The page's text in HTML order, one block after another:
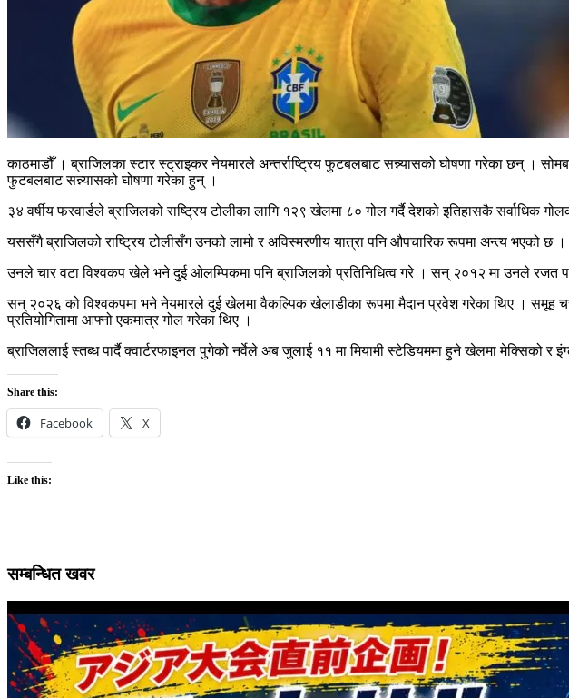
काठमाडौँ । ब्राजिलका स्टार स्ट्राइकर नेयमारले अन्तर्राष्ट्रिय फुटबलबाट सन्न्यासको घोषणा गरेका छन् ।
फुटबलबाट सन्न्यासको घोषणा गरेका हुन् ।
३४ वर्षीय फरवार्डले ब्राजिलको राष्ट्रिय टोलीका लागि १२९ खेलमा ८० गोल गर्दै देशको इतिहासकै सर्वाधिक
यससँगै ब्राजिलको राष्ट्रिय टोलीसँग उनको लामो र अविस्मरणीय यात्रा पनि औपचारिक रूपमा अन्त्य भएको छ ।
उनले चार वटा विश्वकप खेले भने दुई ओलम्पिकमा पनि ब्राजिलको प्रतिनिधित्व गरे । सन् २०१२ मा उनले रजत
सन् २०२६ को विश्वकपमा भने नेयमारले दुई खेलमा वैकल्पिक खेलाडीका रूपमा मैदान प्रवेश गरेका थिए । समूह
प्रतियोगितामा आफ्नो एकमात्र गोल गरेका थिए ।
ब्राजिललाई स्तब्ध पार्दै क्वार्टरफाइनल पुगेको नर्वेले अब जुलाई ११ मा मियामी स्टेडियममा हुने खेलमा मेक्सिको र
Share this:
Facebook X
Like this:
सम्बन्धित खवर